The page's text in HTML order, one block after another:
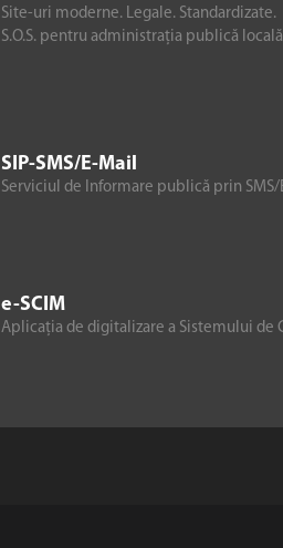
Site-uri moderne. Legale. Standardizate.
S.O.S. pentru administrația publică
SIP-SMS/E-Mail
Serviciul de Informare publică prin
e-SCIM
Aplicația de digitalizare a Sistemului de